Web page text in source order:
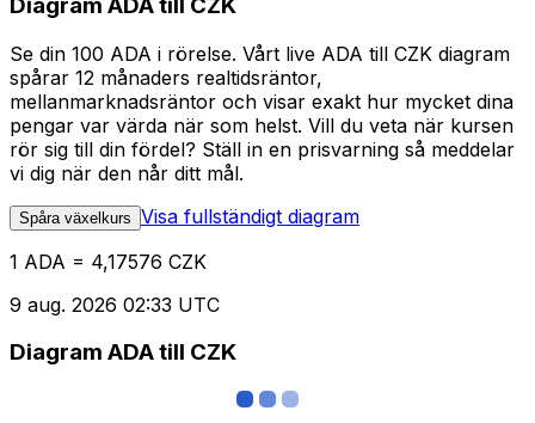
Se din 100 ADA i rörelse. Vårt live ADA till CZK diagram
spårar 12 månaders realtidsräntor,
mellanmarknadsräntor och visar exakt hur mycket dina
pengar var värda när som helst. Vill du veta när kursen
rör sig till din fördel? Ställ in en prisvarning så meddelar
vi dig när den når ditt mål.
Spåra växelkurs Visa fullständigt diagram
1 ADA = 4,17576 CZK
9 aug. 2026 02:33 UTC
Diagram ADA till CZK